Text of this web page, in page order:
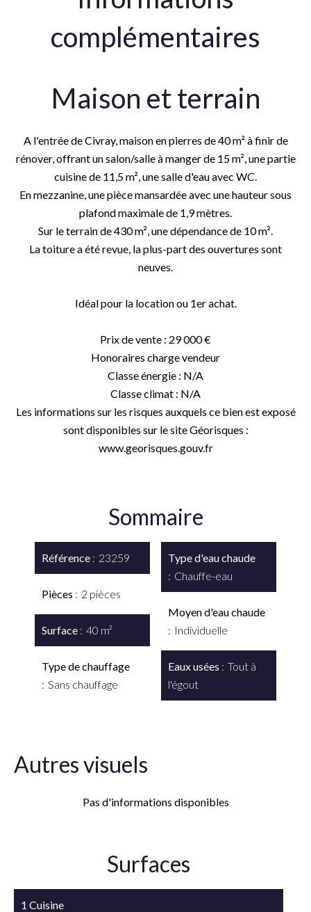
complémentaires
Maison et terrain
A l'entrée de Civray, maison en pierres de 40 m² à finir de
rénover, offrant un salon/salle à manger de 15 m², une partie
cuisine de 11,5 m², une salle d'eau avec WC.
En mezzanine, une pièce mansardée avec une hauteur sous
plafond maximale de 1,9 mètres.
Sur le terrain de 430 m², une dépendance de 10 m².
La toiture a été revue, la plus-part des ouvertures sont
neuves.
Idéal pour la location ou 1er achat.
Prix de vente : 29 000 €
Honoraires charge vendeur
Classe énergie : N/A
Classe climat : N/A
Les informations sur les risques auxquels ce bien est exposé
sont disponibles sur le site Géorisques :
www.georisques.gouv.fr
Sommaire
Référence 23259
Pièces 2 pièces
Surface 40 m²
Type de chauffage
Sans chauffage
Type d'eau chaude
Chauffe-eau
Moyen d'eau chaude
Individuelle
Eaux usées
Tout à
l'égout
Autres visuels
Pas d'informations disponibles
Surfaces
1 Cuisine